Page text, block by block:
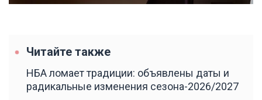
Читайте также
НБА ломает традиции: объявлены даты и
радикальные изменения сезона-2026/2027